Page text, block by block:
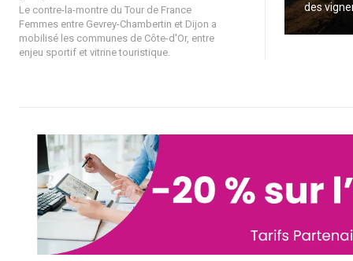
Le contre-la-montre du Tour de France
Femmes entre Gevrey-Chambertin et Dijon a
mobilisé les communes de Côte-d'Or, entre
enjeu sportif et vitrine touristique.
des